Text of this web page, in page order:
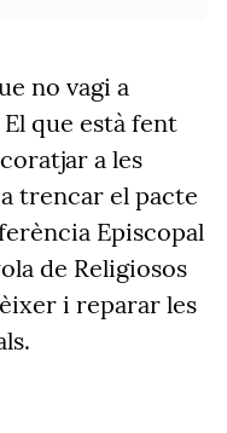
no vagi a
El que està fent
a les
trencar el pacte
Episcopal
de Religiosos
i reparar les